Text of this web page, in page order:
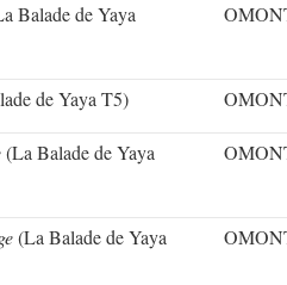
Balade de Yaya
de Yaya T5)
(La Balade de Yaya
(La Balade de Yaya